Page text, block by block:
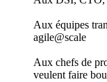
vitesse… mais
retards, bugs,
approche
résolution de